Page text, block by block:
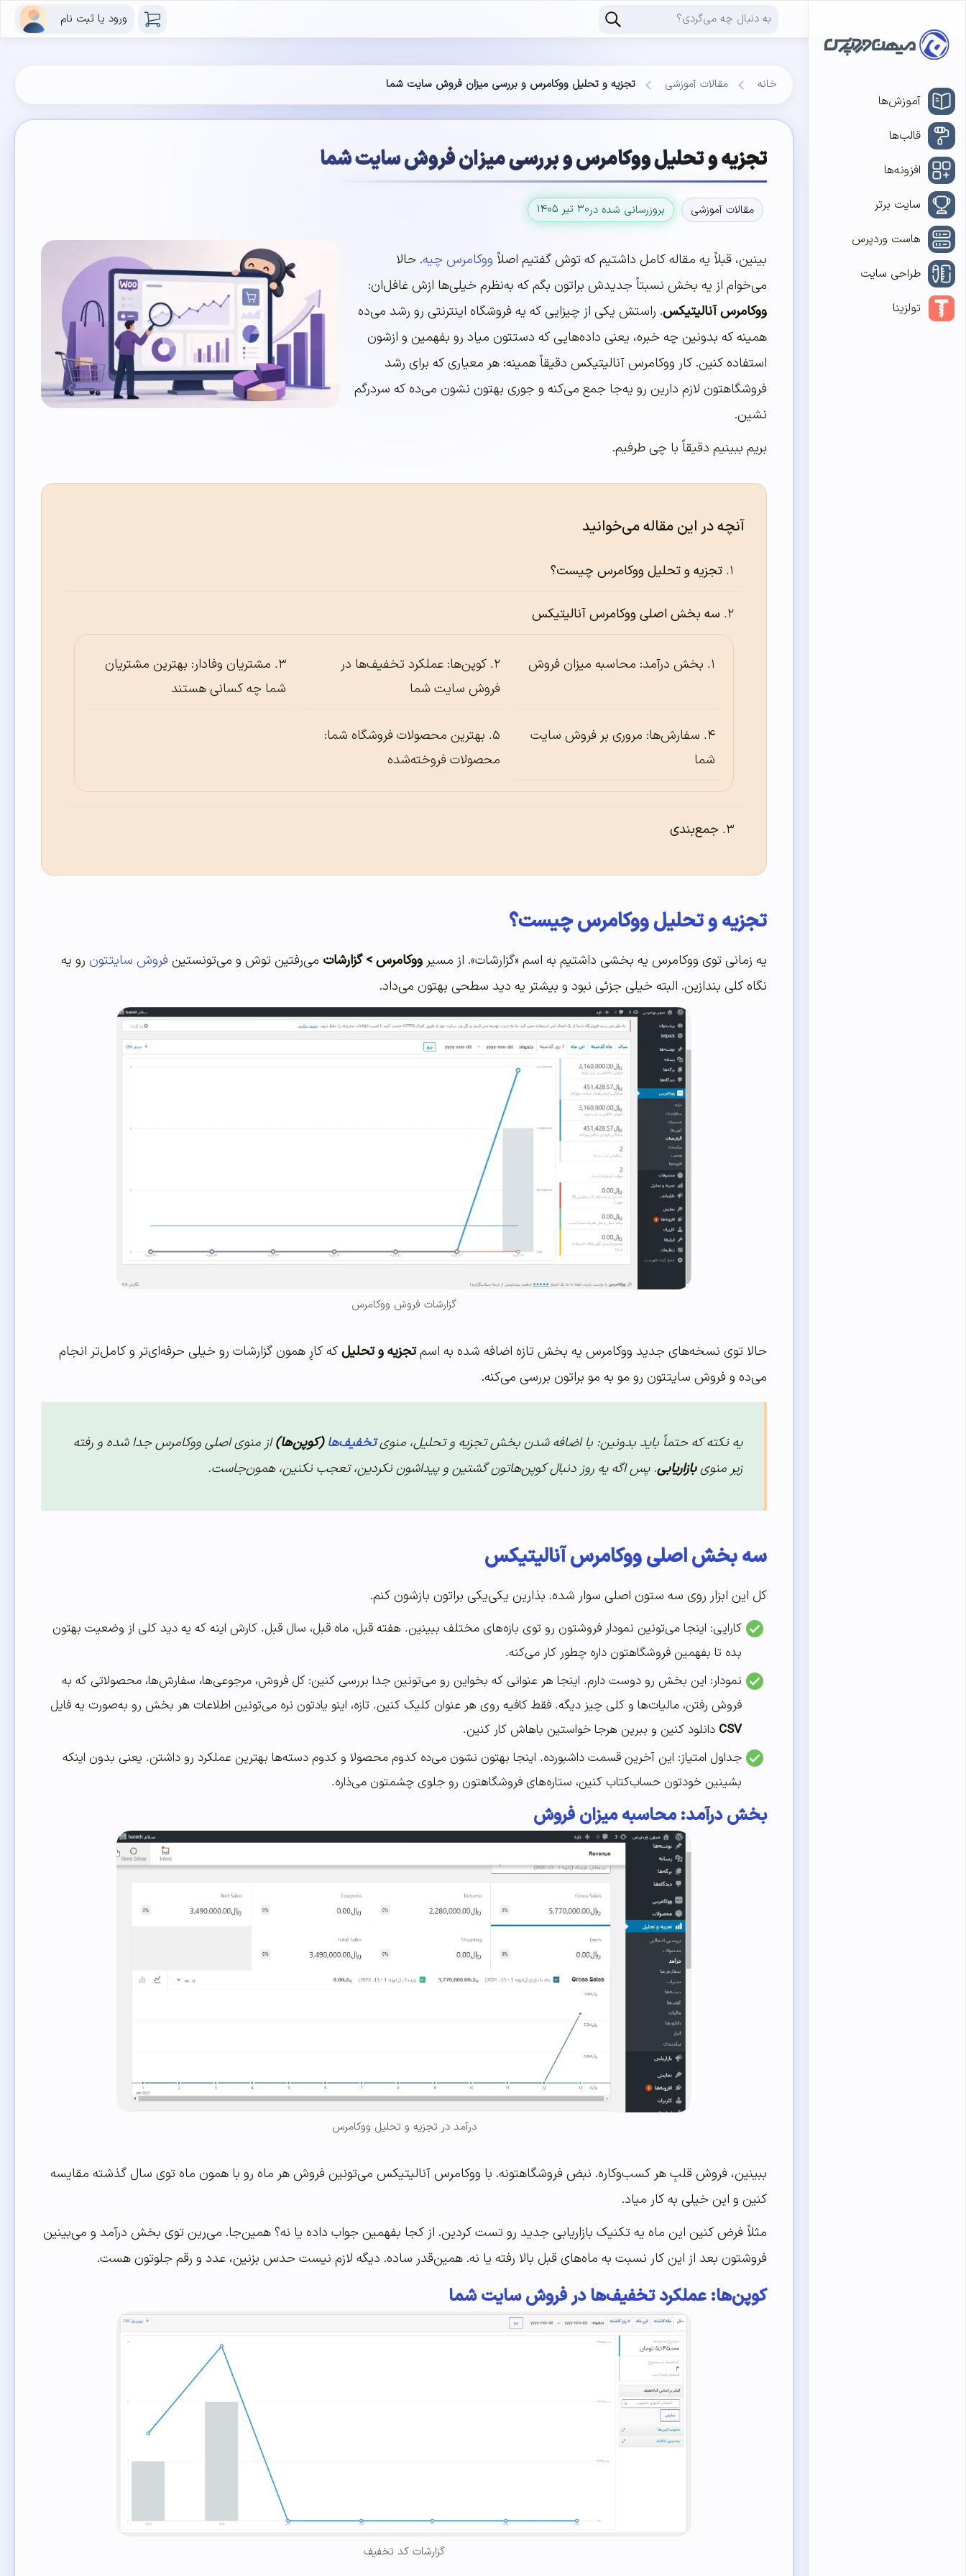
ورود یا ثبت نام
آموزش‌ها
قالب‌ها
افزونه‌ها
سایت برتر
هاست وردپرس
طراحی سایت
تولزینا
خانه مقالات آموزشی تجزیه و تحلیل ووکامرس و بررسی میزان فروش سایت شما
تجزیه و تحلیل ووکامرس و بررسی میزان فروش سایت شما
مقالات آموزشی بروزرسانی شده در۳۰ تیر ۱۴۰۵
بینین، قبلاً یه مقاله کامل داشتیم که توش گفتیم اصلاً ووکامرس چیه. حالا
می‌خوام از یه بخش نسبتاً جدیدش براتون بگم که به‌نظرم خیلی‌ها ازش غافل‌ان:
ووکامرس آنالیتیکس. راستش یکی از چیزایی که یه فروشگاه اینترنتی رو رشد می‌ده
همینه که بدونین چه خبره، یعنی داده‌هایی که دستتون میاد رو بفهمین و ازشون
استفاده کنین. کار ووکامرس آنالیتیکس دقیقاً همینه: هر معیاری که برای رشد
فروشگاهتون لازم دارین رو یه‌جا جمع می‌کنه و جوری بهتون نشون می‌ده که سردرگم
نشین.
بریم ببینیم دقیقاً با چی طرفیم.
آنچه در این مقاله می‌خوانید
تجزیه و تحلیل ووکامرس چیست؟
سه بخش اصلی ووکامرس آنالیتیکس
بخش درآمد: محاسبه میزان فروش
کوپن‌ها: عملکرد تخفیف‌ها در
فروش سایت شما
مشتریان وفادار: بهترین مشتریان
شما چه کسانی هستند
سفارش‌ها: مروری بر فروش سایت
شما
بهترین محصولات فروشگاه شما:
محصولات فروخته‌شده
جمع‌بندی
تجزیه و تحلیل ووکامرس چیست؟
یه زمانی توی ووکامرس یه بخشی داشتیم به اسم «گزارشات». از مسیر ووکامرس > گزارشات می‌رفتین توش و می‌تونستینفروش سایتتون رو یه
نگاه کلی بندازین. البته خیلی جزئی نبود و بیشتر یه دید سطحی بهتون می‌داد.
گزارشات فروش ووکامرس
حالا توی نسخه‌های جدید ووکامرس یه بخش تازه اضافه شده به اسمتجزیه و تحلیلکه کارِ همون گزارشات رو خیلی حرفه‌ای‌تر و کامل‌تر انجام
می‌ده و فروش سایتتون رو مو به مو براتون بررسی می‌کنه.
یه نکته که حتماً باید بدونین: با اضافه شدن بخش تجزیه و تحلیل، منویتخفیف‌ها(کوپن‌ها)از منوی اصلی ووکامرس جدا شده و رفته
زیر منویبازاریابی. پس اگه یه روز دنبال کوپن‌هاتون گشتین و پیداشون نکردین، تعجب نکنین، همون‌جاست.
سه بخش اصلی ووکامرس آنالیتیکس
کل این ابزار روی سه ستون اصلی سوار شده. بذارین یکی‌یکی براتون بازشون کنم.
کارایی: اینجا می‌تونین نمودار فروشتون رو توی بازه‌های مختلف ببینین. هفته قبل، ماه قبل، سال قبل. کارش اینه که یه دید کلی از وضعیت بهتون
بده تا بفهمین فروشگاهتون داره چطور کار می‌کنه.
نمودار: این بخش رو دوست دارم. اینجا هر عنوانی که بخواین رو می‌تونین جدا بررسی کنین: کل فروش، مرجوعی‌ها، سفارش‌ها، محصولاتی که به
فروش رفتن، مالیات‌ها و کلی چیز دیگه. فقط کافیه روی هر عنوان کلیک کنین. تازه، اینو یادتون نره می‌تونین اطلاعات هر بخش رو به‌صورت یه فایل
CSV دانلود کنین و ببرین هرجا خواستین باهاش کار کنین.
جداول امتیاز: این آخرین قسمت داشبورده. اینجا بهتون نشون می‌ده کدوم محصولا و کدوم دسته‌ها بهترین عملکرد رو داشتن. یعنی بدون اینکه
بشینین خودتون حساب‌کتاب کنین، ستاره‌های فروشگاهتون رو جلوی چشمتون می‌ذاره.
بخش درآمد: محاسبه میزان فروش
درآمد در تجزیه و تحلیل ووکامرس
ببینین، فروش قلبِ هر کسب‌وکاره. نبض فروشگاهتونه. با ووکامرس آنالیتیکس می‌تونین فروش هر ماه رو با همون ماه توی سال گذشته مقایسه
کنین و این خیلی به کار میاد.
مثلاً فرض کنین این ماه یه تکنیک بازاریابی جدید رو تست کردین. از کجا بفهمین جواب داده یا نه؟ همین‌جا. می‌رین توی بخش درآمد و می‌بینین
فروشتون بعد از این کار نسبت به ماه‌های قبل بالا رفته یا نه. همین‌قدر ساده. دیگه لازم نیست حدس بزنین، عدد و رقم جلوتون هست.
کوپن‌ها: عملکرد تخفیف‌ها در فروش سایت شما
گزارشات کد تخفیف